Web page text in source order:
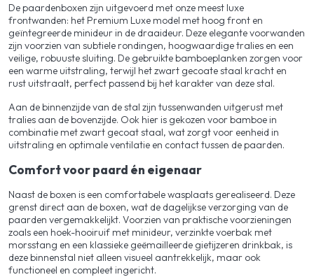
De paardenboxen zijn uitgevoerd met onze meest luxe
frontwanden: het Premium Luxe model met hoog front en
geïntegreerde minideur in de draaideur. Deze elegante voorwanden
zijn voorzien van subtiele rondingen, hoogwaardige tralies en een
veilige, robuuste sluiting. De gebruikte bamboeplanken zorgen voor
een warme uitstraling, terwijl het zwart gecoate staal kracht en
rust uitstraalt, perfect passend bij het karakter van deze stal.
Aan de binnenzijde van de stal zijn tussenwanden uitgerust met
tralies aan de bovenzijde. Ook hier is gekozen voor bamboe in
combinatie met zwart gecoat staal, wat zorgt voor eenheid in
uitstraling en optimale ventilatie en contact tussen de paarden.
Comfort voor paard én eigenaar
Naast de boxen is een comfortabele wasplaats gerealiseerd. Deze
grenst direct aan de boxen, wat de dagelijkse verzorging van de
paarden vergemakkelijkt. Voorzien van praktische voorzieningen
zoals een hoek-hooiruif met minideur, verzinkte voerbak met
morsstang en een klassieke geëmailleerde gietijzeren drinkbak, is
deze binnenstal niet alleen visueel aantrekkelijk, maar ook
functioneel en compleet ingericht.